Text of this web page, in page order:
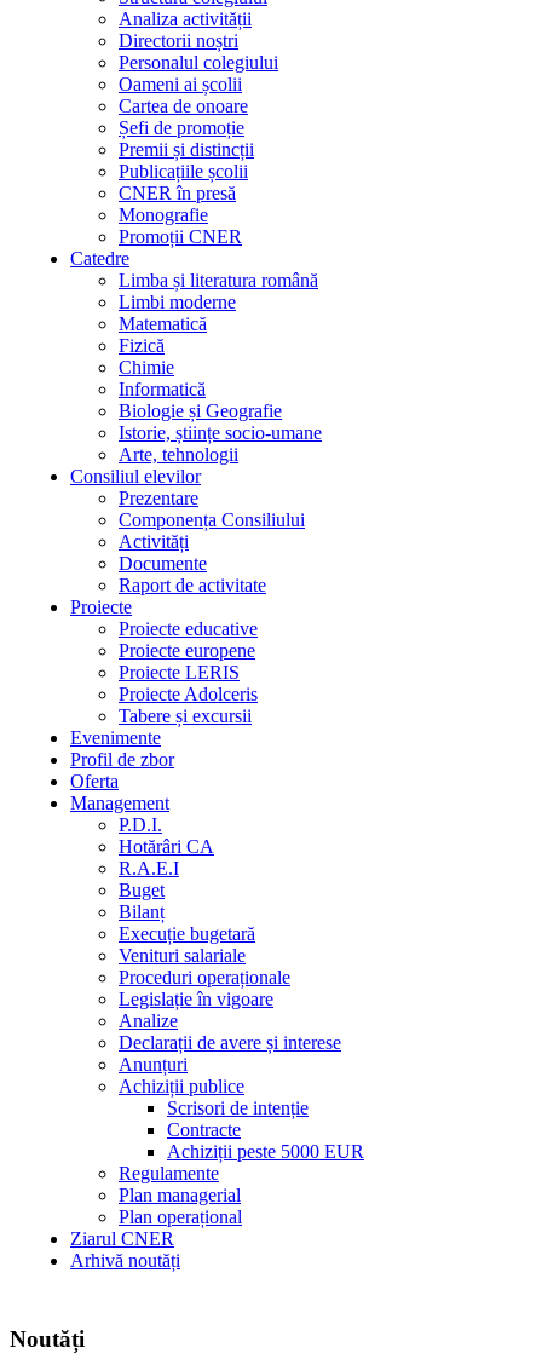
Analiza activității
Directorii noștri
Personalul colegiului
Oameni ai școlii
Cartea de onoare
Șefi de promoție
Premii și distincții
Publicațiile școlii
CNER în presă
Monografie
Promoții CNER
Catedre
Limba și literatura română
Limbi moderne
Matematică
Fizică
Chimie
Informatică
Biologie și Geografie
Istorie, științe socio-umane
Arte, tehnologii
Consiliul elevilor
Prezentare
Componența Consiliului
Activități
Documente
Raport de activitate
Proiecte
Proiecte educative
Proiecte europene
Proiecte LERIS
Proiecte Adolceris
Tabere și excursii
Evenimente
Profil de zbor
Oferta
Management
P.D.I.
Hotărâri CA
R.A.E.I
Buget
Bilanț
Execuție bugetară
Venituri salariale
Proceduri operaționale
Legislație în vigoare
Analize
Declarații de avere și interese
Anunțuri
Achiziții publice
Scrisori de intenție
Contracte
Achiziții peste 5000 EUR
Regulamente
Plan managerial
Plan operațional
Ziarul CNER
Arhivă noutăți
Noutăți